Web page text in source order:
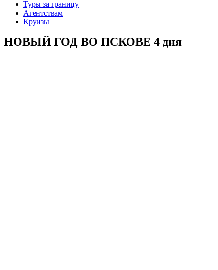
Туры за границу
Агентствам
Круизы
НОВЫЙ ГОД ВО ПСКОВЕ 4 дня